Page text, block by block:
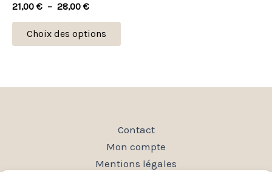
21,00 € – 28,00 €
Choix des options
peuvent
page
du
produit
Contact
Mon compte
Mentions légales